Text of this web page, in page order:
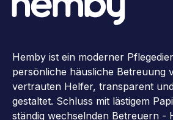
Hemby ist ein moderner
persönliche häusliche Betreuung
vertrauten Helfer, transparent
gestaltet. Schluss mit lästigem
ständig wechselnden Betreuern -